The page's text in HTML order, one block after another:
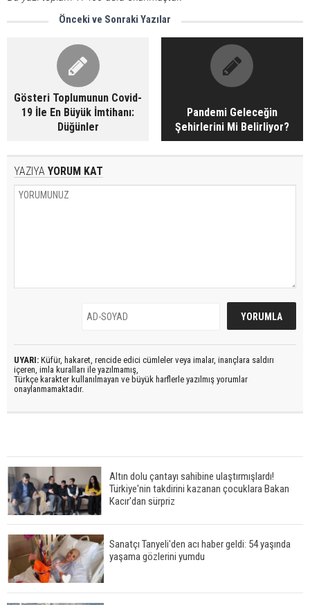
Önceki ve Sonraki Yazılar
Gösteri Toplumunun Covid-
19 İle En Büyük İmtihanı:
Düğünler
Pandemi Geleceğin
Şehirlerini Mi Belirliyor?
YAZIYA YORUM KAT
UYARI: Küfür, hakaret, rencide edici cümleler veya imalar, inançlara saldırı
içeren, imla kuralları ile yazılmamış,
Türkçe karakter kullanılmayan ve büyük harflerle yazılmış yorumlar
onaylanmamaktadır.
Altın dolu çantayı sahibine ulaştırmışlardı!
Türkiye'nin takdirini kazanan çocuklara Bakan
Kacır'dan sürpriz
Sanatçı Tanyeli'den acı haber geldi: 54 yaşında
yaşama gözlerini yumdu